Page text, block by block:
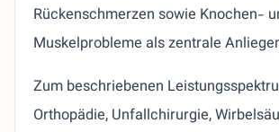
Rückenschmerzen sowie Knochen-
Muskelprobleme als zentrale
Zum beschriebenen
Orthopädie, Unfallchirurgie,